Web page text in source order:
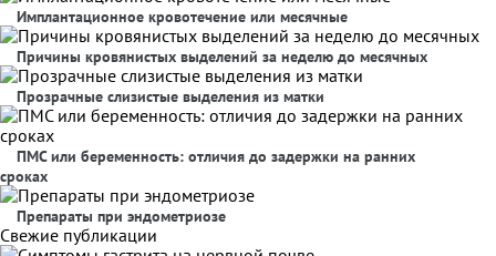
Имплантационное кровотечение или месячные
Причины кровянистых выделений за неделю до месячных
Прозрачные слизистые выделения из матки
ПМС или беременность: отличия до задержки на ранних
сроках
Препараты при эндометриозе
Свежие публикации